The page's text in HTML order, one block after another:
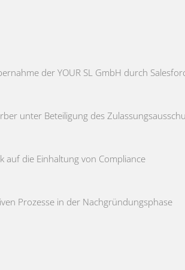
der YOUR SL GmbH durch
unter Beteiligung des
die Einhaltung von Compliance
Prozesse in der Nachgründungsphase